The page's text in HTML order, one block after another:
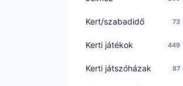
Kert/szabadidő 73
Kerti játékok 449
Kerti játszóházak 87